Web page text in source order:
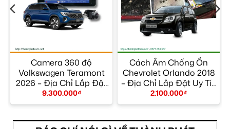
Camera 360 độ
Volkswagen Teramont
2026 – Địa Chỉ Lắp Đặt
Uy Tín TPHCM
9.300.000₫
Cách Âm Chống Ồn
Chevrolet Orlando 2018
– Địa Chỉ Lắp Đặt Uy Tín
TPHCM
2.100.000₫